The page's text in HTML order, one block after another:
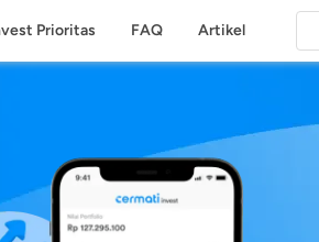
Prioritas FAQ Artikel